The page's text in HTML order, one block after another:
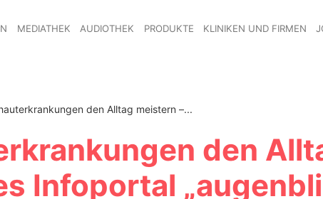
MEDIATHEK AUDIOTHEK PRODUKTE KLINIKEN UND FIRMEN
den Alltag meistern –...
den
Infoportal